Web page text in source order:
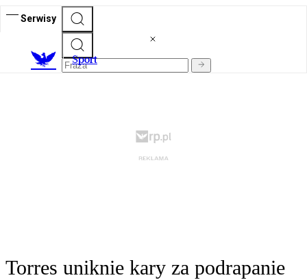
Serwisy
Sport
Torres uniknie kary za podrapanie